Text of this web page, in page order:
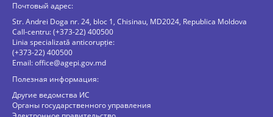
Почтовый адрес:
Str. Andrei Doga nr. 24, bloc 1, Chisinau, MD2024, Republica Moldova
Call-centru: (+373-22) 400500
Linia specializată anticorupție:
(+373-22) 400500
Email:office@agepi.gov.md
Полезная информация:
Другие ведомства ИС
Органы государственного управления